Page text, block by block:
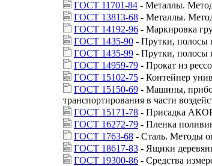
ГОСТ 11701-84 - Металлы.
ГОСТ 13813-68 - Металлы.
ГОСТ 14192-96 - Маркировка
ГОСТ 1435-90 - Прутки, полосы
ГОСТ 1435-99 - Прутки, полосы
ГОСТ 14959-79 - Прокат из
ГОСТ 15102-75 - Контейнер
ГОСТ 15150-69 - Машины,
транспортирования в части
ГОСТ 15171-78 - Присадка
ГОСТ 16272-79 - Пленка
ГОСТ 1763-68 - Сталь. Методы
ГОСТ 18617-83 - Ящики
ГОСТ 19300-86 - Средства